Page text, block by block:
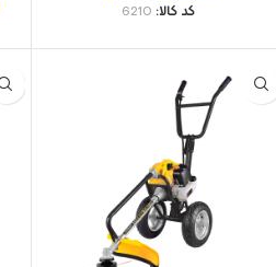
کد کالا: 6210